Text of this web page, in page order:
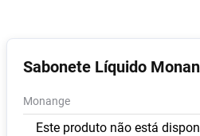
Sabonete Líquido
Monange
Este produto não está
6º Shampoo
7º Desodorante
8 Absorvente